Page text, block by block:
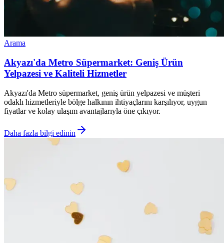
Arama
Akyazı'da Metro Süpermarket: Geniş Ürün
Yelpazesi ve Kaliteli Hizmetler
Akyazı'da Metro süpermarket, geniş ürün yelpazesi ve müşteri
odaklı hizmetleriyle bölge halkının ihtiyaçlarını karşılıyor, uygun
fiyatlar ve kolay ulaşım avantajlarıyla öne çıkıyor.
Daha fazla bilgi edinin